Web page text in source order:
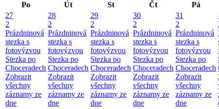
Po
Út St Čt
Pá
27
2
Prázdninová
stezka s
fotovýzvou
Stezka po
Choceradech
Zobrazit
všechny
záznamy ze
dne
28
2
Prázdninová
stezka s
fotovýzvou
Stezka po
Choceradech
Zobrazit
všechny
záznamy ze
dne
29
2
Prázdninová
stezka s
fotovýzvou
Stezka po
Choceradech
Zobrazit
všechny
záznamy ze
dne
30
2
Prázdninová
stezka s
fotovýzvou
Stezka po
Choceradech
Zobrazit
všechny
záznamy ze
dne
31
2
Prázdninová
stezka s
fotovýzvou
Stezka po
Choceradech
Zobrazit
všechny
záznamy ze
dne